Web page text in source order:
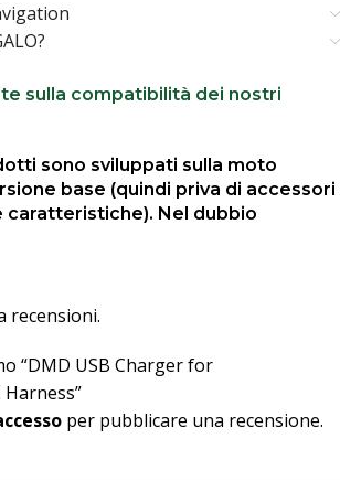
sulla compatibilità dei nostri
sono sviluppati sulla moto
base (quindi priva di accessori
caratteristiche). Nel dubbio
recensioni.
“DMD USB Charger for
per pubblicare una recensione.